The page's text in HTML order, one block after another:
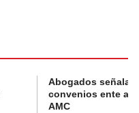
Abogados
convenios ente
AMC